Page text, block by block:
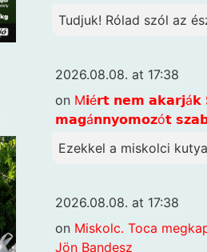
Tudjuk! Rólad szól az
2026.08.08. at 17:38
on M𝗶é𝗿𝘁 𝗻𝗲𝗺
𝗺𝗮𝗴á𝗻𝗻𝘆𝗼𝗺𝗼𝘇ó𝘁
Ezekkel a miskolci
2026.08.08. at 17:38
on Miskolc. Toca
Jön Bandesz